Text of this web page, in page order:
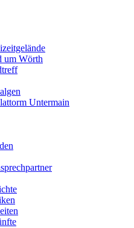
um Wörth
Untermain